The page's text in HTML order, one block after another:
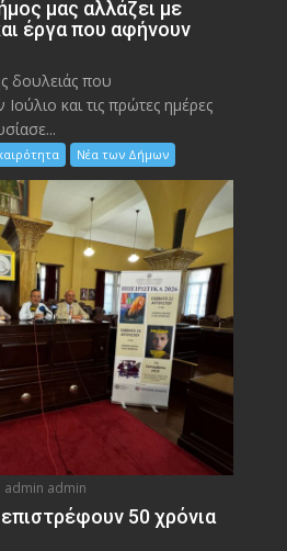
μας αλλάζει με
έργα που αφήνουν
δουλειάς που
και τις πρώτες ημέρες
Νέα των Δήμων
admin admin
50 χρόνια